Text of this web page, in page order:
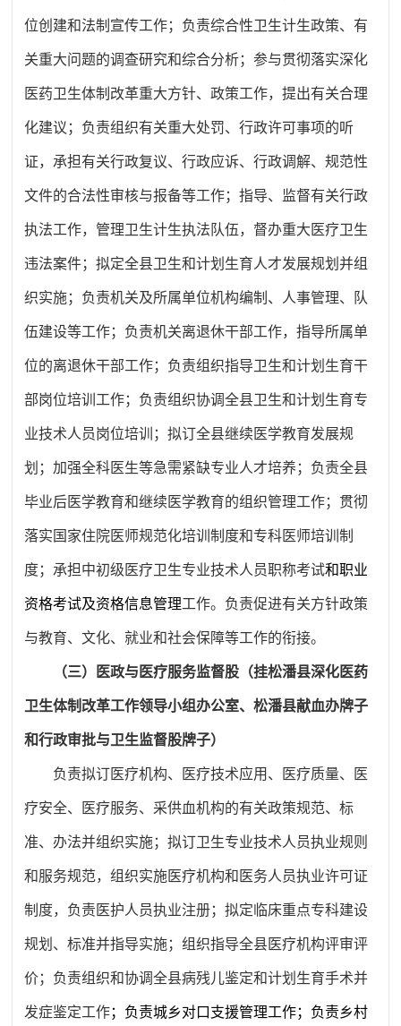
位创建和法制宣传工作；负责综合性卫生计生政策、有
关重大问题的调查研究和综合分析；参与贯彻落实深化
医药卫生体制改革重大方针、政策工作，提出有关合理
化建议；负责组织有关重大处罚、行政许可事项的听
证，承担有关行政复议、行政应诉、行政调解、规范性
文件的合法性审核与报备等工作；指导、监督有关行政
执法工作，管理卫生计生执法队伍，督办重大医疗卫生
违法案件；拟定全县卫生和计划生育人才发展规划并组
织实施；负责机关及所属单位机构编制、人事管理、队
伍建设等工作；负责机关离退休干部工作，指导所属单
位的离退休干部工作；负责组织指导卫生和计划生育干
部岗位培训工作；负责组织协调全县卫生和计划生育专
业技术人员岗位培训；拟订全县继续医学教育发展规
划；加强全科医生等急需紧缺专业人才培养；负责全县
毕业后医学教育和继续医学教育的组织管理工作；贯彻
落实国家住院医师规范化培训制度和专科医师培训制
度；承担中初级医疗卫生专业技术人员职称考试和职业
资格考试及资格信息管理工作。负责促进有关方针政策
与教育、文化、就业和社会保障等工作的衔接。
（三）医政与医疗服务监督股（挂松潘县深化医药
卫生体制改革工作领导小组办公室、松潘县献血办牌子
和行政审批与卫生监督股牌子）
负责拟订医疗机构、医疗技术应用、医疗质量、医
疗安全、医疗服务、采供血机构的有关政策规范、标
准、办法并组织实施；拟订卫生专业技术人员执业规则
和服务规范，组织实施医疗机构和医务人员执业许可证
制度，负责医护人员执业注册；拟定临床重点专科建设
规划、标准并指导实施；组织指导全县医疗机构评审评
价；负责组织和协调全县病残儿鉴定和计划生育手术并
发症鉴定工作；负责城乡对口支援管理工作； 负责乡村